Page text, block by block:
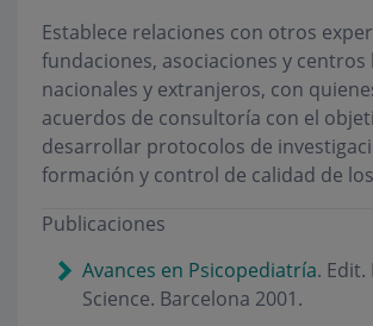
Establece relaciones con otros
fundaciones, asociaciones y
nacionales y extranjeros, con
acuerdos de consultoría con el
desarrollar protocolos de
formación y control de calidad de
Publicaciones
Avances en Psicopediatría. Edit.
Science. Barcelona 2001.